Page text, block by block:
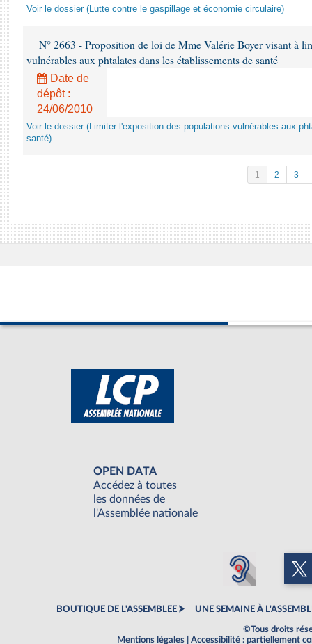
Voir le dossier (Lutte contre le gaspillage et économie circulaire)
N° 2663 - Proposition de loi de Mme Valérie Boyer visant à
vulnérables aux phtalates dans les établissements de santé
Date de
dépôt :
24/06/2010
Voir le dossier (Limiter l'exposition des populations vulnérables aux
santé)
1 2 3
OPEN DATA
Accédez à toutes
les données de
l'Assemblée nationale
BOUTIQUE DE L'ASSEMBLEE UNE SEMAINE À
©Tous droits
Mentions légales
Accessibilité : partiellement